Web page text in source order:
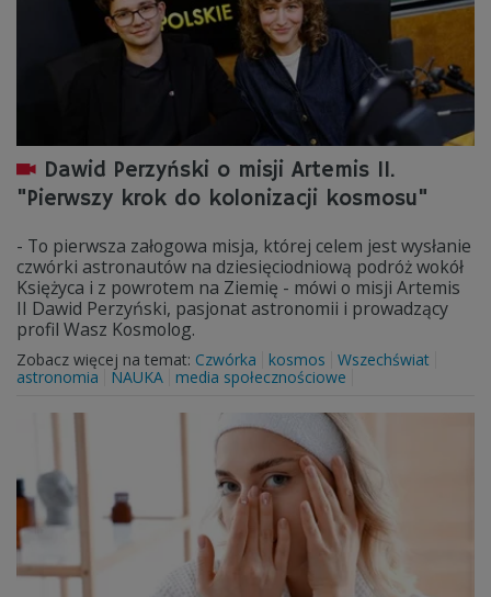
Dawid Perzyński o misji Artemis II.
"Pierwszy krok do kolonizacji kosmosu"
- To pierwsza załogowa misja, której celem jest wysłanie
czwórki astronautów na dziesięciodniową podróż wokół
Księżyca i z powrotem na Ziemię - mówi o misji Artemis
II Dawid Perzyński, pasjonat astronomii i prowadzący
profil Wasz Kosmolog.
Zobacz więcej na temat: Czwórka kosmos
Wszechświat
astronomia
NAUKA media społecznościowe